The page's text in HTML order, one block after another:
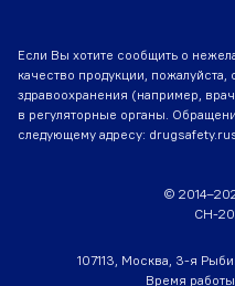
Если Вы хотите сообщить о
качество продукции,
здравоохранения (например,
в регуляторные органы.
следующему адресу:
©
CH-
107113, Москва, 3-я
Время